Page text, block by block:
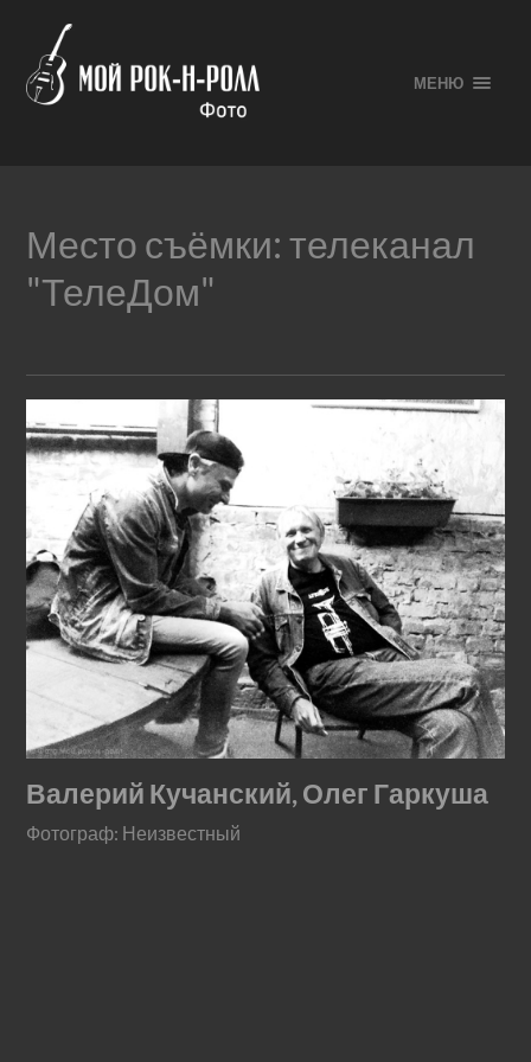
МЕНЮ
Место съёмки:телеканал
"ТелеДом"
Валерий Кучанский, Олег Гаркуша
Фотограф: Неизвестный